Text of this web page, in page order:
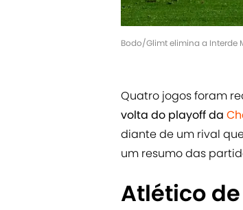
Bodo/Glimt elimina a Interde
Quatro jogos foram
volta do playoff da
diante de um rival
um resumo das
Atlético